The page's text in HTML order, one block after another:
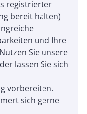
registrierter
bereit halten)
und Ihre
Sie unsere
lassen Sie sich
vorbereiten.
sich gerne